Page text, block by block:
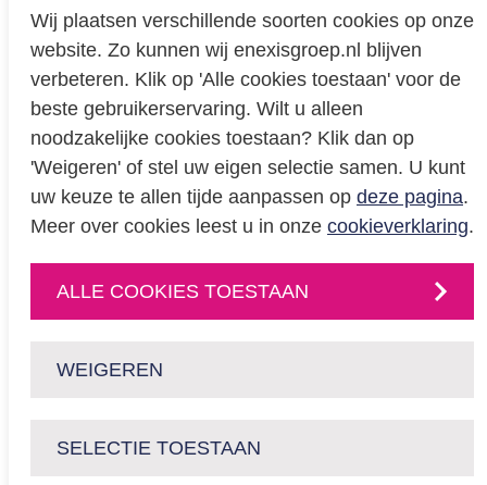
Wij plaatsen verschillende soorten cookies op onze
website. Zo kunnen wij enexisgroep.nl blijven
verbeteren. Klik op 'Alle cookies toestaan' voor de
beste gebruikerservaring. Wilt u alleen
noodzakelijke cookies toestaan? Klik dan op
'Weigeren' of stel uw eigen selectie samen. U kunt
uw keuze te allen tijde aanpassen op deze pagina.
Meer over cookies leest u in onze cookieverklaring.
ALLE COOKIES TOESTAAN
WEIGEREN
SELECTIE TOESTAAN
Privacy
Cookieverklaring
BREEAM certificering
Educatie
CONTACT